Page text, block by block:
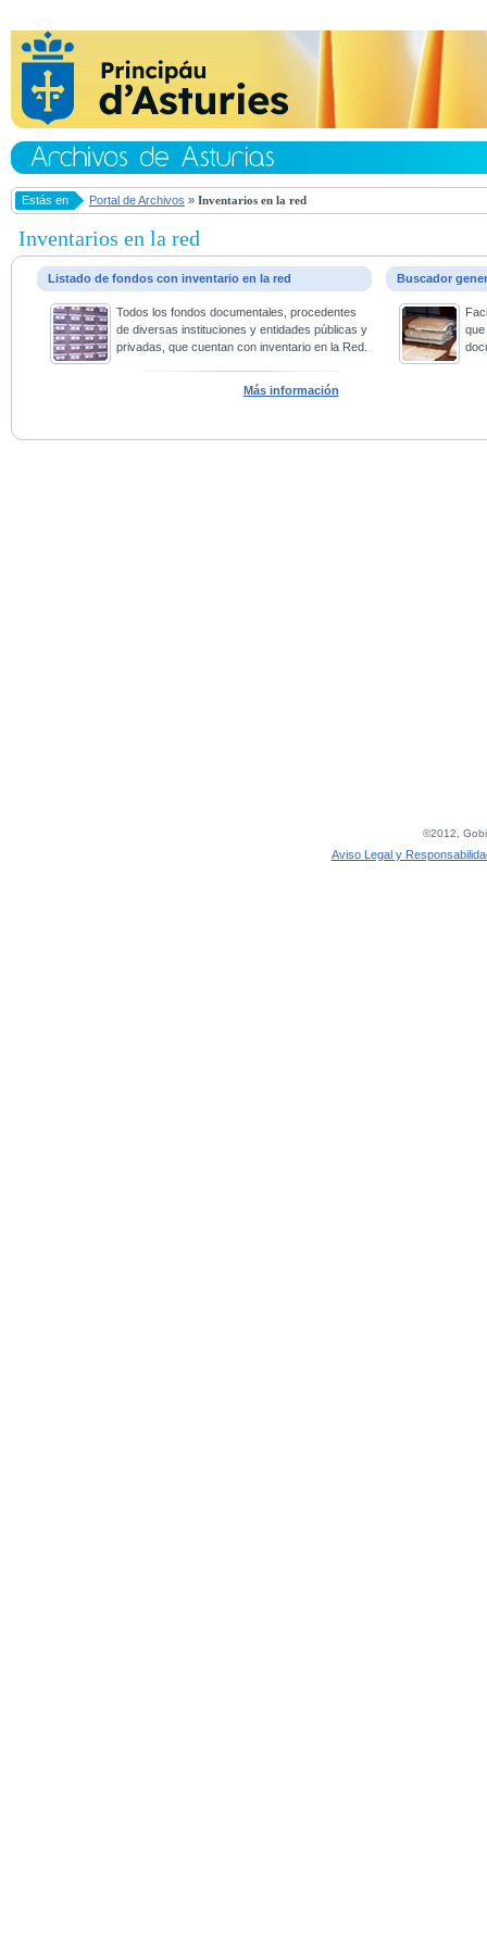
Estás en Portal de Archivos » Inventarios en la red
Inventarios en la red
Listado de fondos con inventario en la red
Todos los fondos documentales, procedentes
de diversas instituciones y entidades públicas y
privadas, que cuentan con inventario en la Red.
Más información
Buscador
©2012,
Aviso Legal y